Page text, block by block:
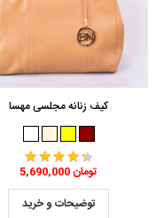
کیف زنانه مجلسی مهسا
5,690,000 تومان
توضیحات و خرید